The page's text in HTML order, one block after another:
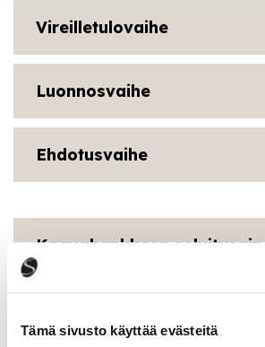
Tämä sivusto käyttää evästeitä
Vireilletulovaihe
Luonnosvaihe
Ehdotusvaihe
Kaavahankkeen
henkilöt: